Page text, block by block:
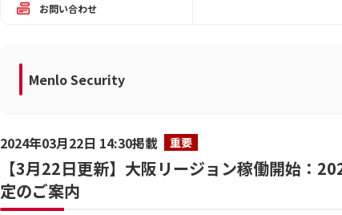
お問い合わせ
Menlo Security
2024年03月22日 14:30掲載 重要
【3月22日更新】大阪リージョン稼働開始：
定のご案内